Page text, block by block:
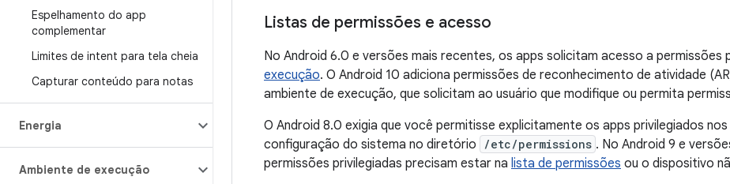
Espelhamento do app
complementar
Limites de intent para tela cheia
Capturar conteúdo para notas
Energia
Ambiente de execução
Listas de permissões e acesso
No Android 6.0 e versões mais recentes, os apps solicitam acesso a permissões
execução. O Android 10 adiciona permissões de reconhecimento de atividade
ambiente de execução, que solicitam ao usuário que modifique ou permita
O Android 8.0 exigia que você permitisse explicitamente os apps privilegiados
configuração do sistema no diretório
/etc/permissions . No Android 9 e
permissões privilegiadas precisam estar na lista de permissões ou o dispositivo